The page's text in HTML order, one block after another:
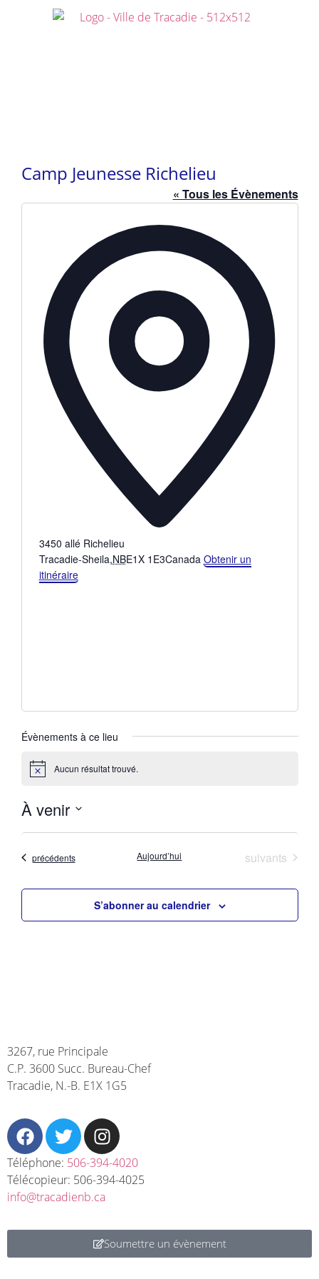
Camp Jeunesse Richelieu
« Tous les Évènements
3450 allé Richelieu
Tracadie-Sheila,NBE1X 1E3Canada Obtenir un
itinéraire
Évènements à ce lieu
Notice Aucun résultat trouvé.
À venir
une
Évènements
précédents Aujourd’hui Évènements
suivants
S’abonner au calendrier
3267, rue Principale
C.P. 3600 Succ. Bureau-Chef
Tracadie, N.-B. E1X 1G5
Téléphone: 506-394-4020
Télécopieur: 506-394-4025
info@tracadienb.ca
Soumettre un évènement